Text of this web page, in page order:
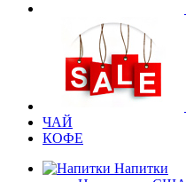
ЧАЙ
КОФЕ
Напитки